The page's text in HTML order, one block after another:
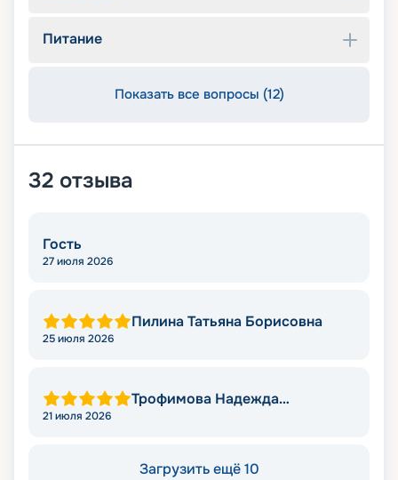
Питание
Показать все вопросы (12)
32 отзыва
Гость
27 июля 2026
Пилина Татьяна Борисовна
25 июля 2026
Трофимова Надежда
21 июля 2026
Загрузить ещё 10